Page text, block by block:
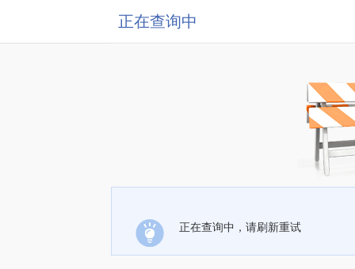
正在查询中
正在查询中，请刷新重试